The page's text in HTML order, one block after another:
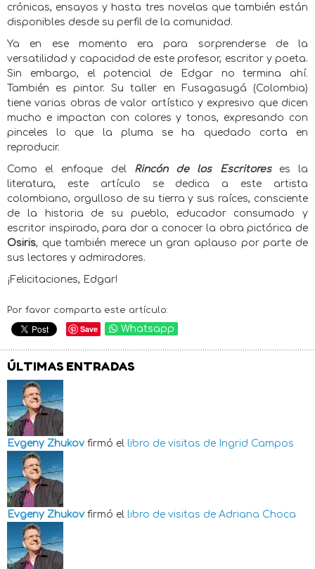
crónicas, ensayos y hasta tres novelas que también están
disponibles desde su perfil de la comunidad.
Ya en ese momento era para sorprenderse de la
versatilidad y capacidad de este profesor, escritor y poeta.
Sin embargo, el potencial de Edgar no termina ahí.
También es pintor. Su taller en Fusagasugá (Colombia)
tiene varias obras de valor artístico y expresivo que dicen
mucho e impactan con colores y tonos, expresando con
pinceles lo que la pluma se ha quedado corta en
reproducir.
Como el enfoque del Rincón de los Escritoreses la
literatura, este artículo se dedica a este artista
colombiano, orgulloso de su tierra y sus raíces, consciente
de la historia de su pueblo, educador consumado y
escritor inspirado, para dar a conocer la obra pictórica de
Osiris, que también merece un gran aplauso por parte de
sus lectores y admiradores.
¡Felicitaciones, Edgar!
Por favor comparta este artículo:
Save Whatsapp
ÚLTIMAS ENTRADAS
Evgeny Zhukov firmó el libro de visitas de Ingrid Campos
Evgeny Zhukov firmó el libro de visitas de Adriana Choca